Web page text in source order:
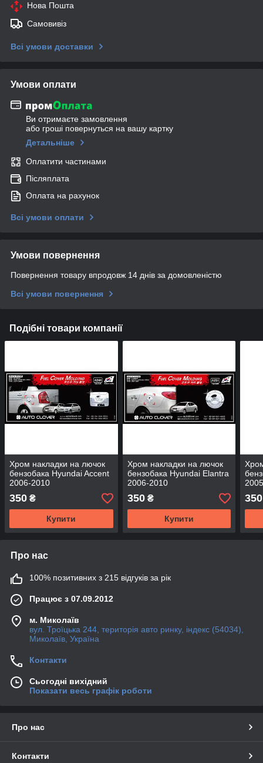
Нова Пошта
Самовивіз
Всі умови доставки
Умови оплати
Ви отримаєте замовлення
або гроші повернуться на вашу картку
Детальніше
Оплатити частинами
Післяплата
Оплата на рахунок
Всі умови оплати
Умови повернення
Повернення товару впродовж 14 днів за домовленістю
Всі умови повернення
Подібні товари компанії
Хром накладки на лючок
бензобака Hyundai Accent
2006-2010
350 ₴
Купити
Хром накладки на лючок
бензобака Hyundai Elantra
2006-2010
350₴
Купити
350
Про нас
100% позитивних з 215 відгуків за рік
Працює з 07.09.2012
м. Миколаїв
вул. Троїцька 244, територія авто ринку, індекс (54034),
Миколаїв, Україна
Контакти
Сьогодні вихідний
Показати весь графік роботи
Про нас
Контакти